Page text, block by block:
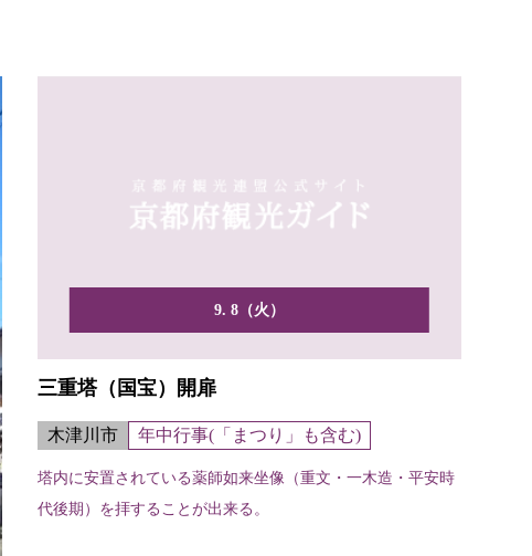
9. 8（火）
三重塔（国宝）開扉
木津川市 年中行事(「まつり」も含む)
塔内に安置されている薬師如来坐像（重文・一木造・平安時
代後期）を拝することが出来る。